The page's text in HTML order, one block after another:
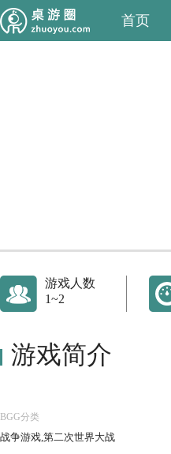
首页
游戏人数
1~2
游戏简介
BGG分类
战争游戏,第二次世界大战